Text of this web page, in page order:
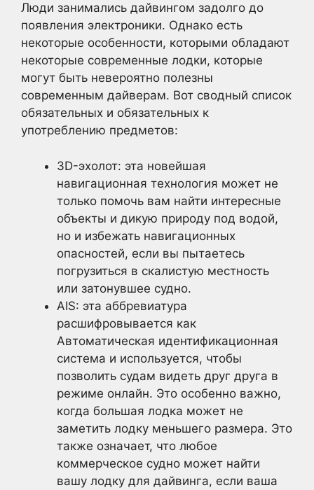
Люди занимались дайвингом задолго до
появления электроники. Однако есть
некоторые особенности, которыми обладают
некоторые современные лодки, которые
могут быть невероятно полезны
современным дайверам. Вот сводный список
обязательных и обязательных к
употреблению предметов:
3D-эхолот: эта новейшая
навигационная технология может не
только помочь вам найти интересные
объекты и дикую природу под водой,
но и избежать навигационных
опасностей, если вы пытаетесь
погрузиться в скалистую местность
или затонувшее судно.
AIS: эта аббревиатура
расшифровывается как
Автоматическая идентификационная
система и используется, чтобы
позволить судам видеть друг друга в
режиме онлайн. Это особенно важно,
когда большая лодка может не
заметить лодку меньшего размера. Это
также означает, что любое
коммерческое судно может найти
вашу лодку для дайвинга, если ваша